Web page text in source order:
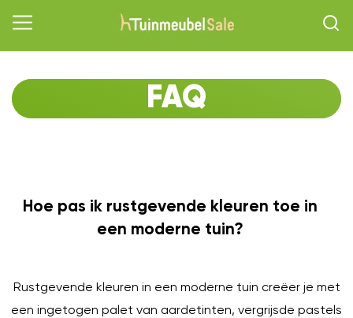
FAQ
Hoe pas ik rustgevende kleuren toe in
een moderne tuin?
Rustgevende kleuren in een moderne tuin creëer je met
een ingetogen palet van aardetinten, vergrijsde pastels